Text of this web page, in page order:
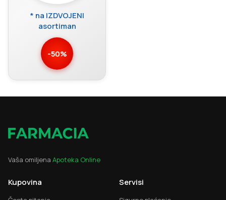
* na IZDVOJENI
asortiman
-50%
Vaša omiljena Apoteka Online
Kupovina Servisi